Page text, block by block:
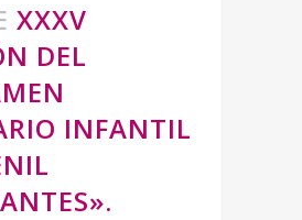
XXXV
DEL
INFANTIL